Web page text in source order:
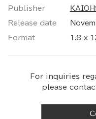
Publisher
Release date
Format 1.8 x
For inquiries
please